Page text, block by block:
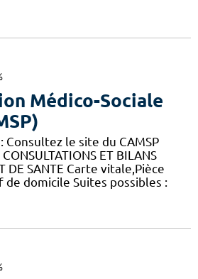
Médico-Sociale
le site du CAMSP
ET BILANS
DE SANTE Carte vitale,Pièce
domicile Suites possibles :